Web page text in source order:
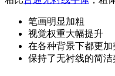
笔画明显加粗
视觉权重大幅提升
在各种背景下都更加
保持了无衬线的简洁